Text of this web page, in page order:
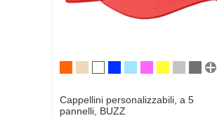
Cappellini personalizzabili, a 5
pannelli, BUZZ